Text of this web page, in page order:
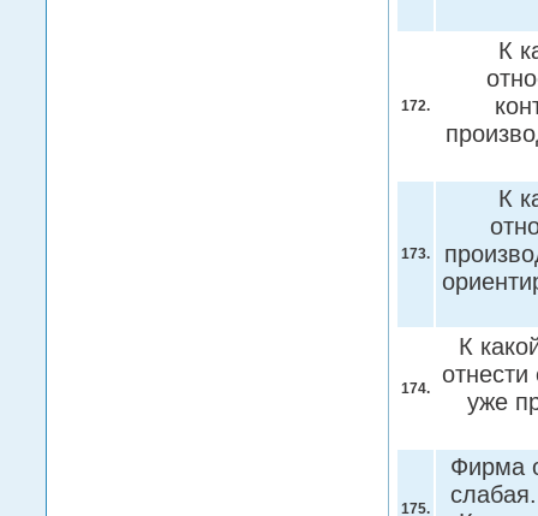
172.
К
173.
К
174.
К
уже
175.
Фирма